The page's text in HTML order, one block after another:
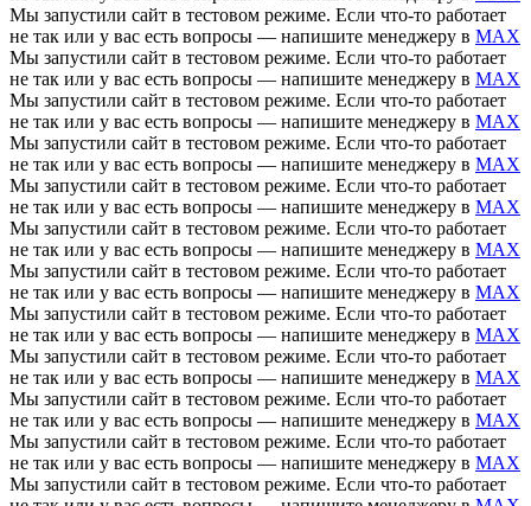
Мы запустили сайт в тестовом режиме. Если что-то работает
не так или у вас есть вопросы — напишите менеджеру в MAX
Мы запустили сайт в тестовом режиме. Если что-то работает
не так или у вас есть вопросы — напишите менеджеру в MAX
Мы запустили сайт в тестовом режиме. Если что-то работает
не так или у вас есть вопросы — напишите менеджеру в MAX
Мы запустили сайт в тестовом режиме. Если что-то работает
не так или у вас есть вопросы — напишите менеджеру в MAX
Мы запустили сайт в тестовом режиме. Если что-то работает
не так или у вас есть вопросы — напишите менеджеру в MAX
Мы запустили сайт в тестовом режиме. Если что-то работает
не так или у вас есть вопросы — напишите менеджеру в MAX
Мы запустили сайт в тестовом режиме. Если что-то работает
не так или у вас есть вопросы — напишите менеджеру в MAX
Мы запустили сайт в тестовом режиме. Если что-то работает
не так или у вас есть вопросы — напишите менеджеру в MAX
Мы запустили сайт в тестовом режиме. Если что-то работает
не так или у вас есть вопросы — напишите менеджеру в MAX
Мы запустили сайт в тестовом режиме. Если что-то работает
не так или у вас есть вопросы — напишите менеджеру в MAX
Мы запустили сайт в тестовом режиме. Если что-то работает
не так или у вас есть вопросы — напишите менеджеру в MAX
Мы запустили сайт в тестовом режиме. Если что-то работает